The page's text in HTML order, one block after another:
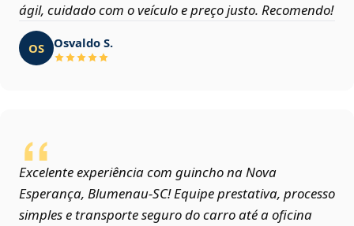
ágil, cuidado com o veículo e preço justo. Recomendo!
OS Osvaldo S.
Excelente experiência com guincho na Nova
Esperança, Blumenau‑SC! Equipe prestativa, processo
simples e transporte seguro do carro até a oficina